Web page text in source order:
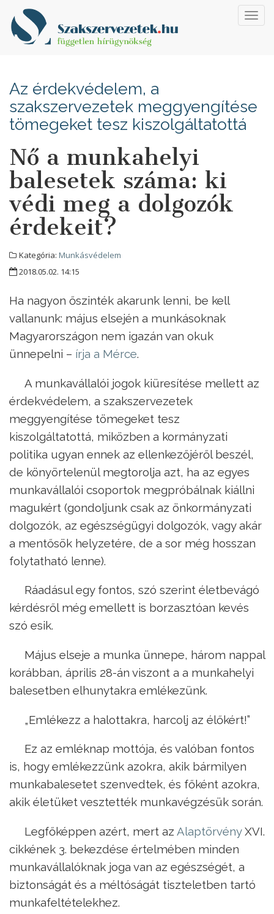
Az érdekvédelem, a
szakszervezetek meggyengítése
tömegeket tesz kiszolgáltatottá
Nő a munkahelyi
balesetek száma: ki
védi meg a dolgozók
érdekeit?
Kategória: Munkásvédelem
2018.05.02. 14:15
Ha nagyon őszinték akarunk lenni, be kell
vallanunk: május elsején a munkásoknak
Magyarországon nem igazán van okuk
ünnepelni – írja a Mérce.
A munkavállalói jogok kiüresítése mellett az
érdekvédelem, a szakszervezetek
meggyengítése tömegeket tesz
kiszolgáltatottá, miközben a kormányzati
politika ugyan ennek az ellenkezőjéről beszél,
de könyörtelenül megtorolja azt, ha az egyes
munkavállalói csoportok megpróbálnak kiállni
magukért (gondoljunk csak az önkormányzati
dolgozók, az egészségügyi dolgozók, vagy akár
a mentősök helyzetére, de a sor még hosszan
folytatható lenne).
Ráadásul egy fontos, szó szerint életbevágó
kérdésről még emellett is borzasztóan kevés
szó esik.
Május elseje a munka ünnepe, három nappal
korábban, április 28-án viszont a a munkahelyi
balesetben elhunytakra emlékezünk.
„Emlékezz a halottakra, harcolj az élőkért!”
Ez az emléknap mottója, és valóban fontos
is, hogy emlékezzünk azokra, akik bármilyen
munkabalesetet szenvedtek, és főként azokra,
akik életüket vesztették munkavégzésük során.
Legfőképpen azért, mert az AlaptörvényXVI.
cikkének 3. bekezdése értelmében minden
munkavállalóknak joga van az egészségét, a
biztonságát és a méltóságát tiszteletben tartó
munkafeltételekhez.